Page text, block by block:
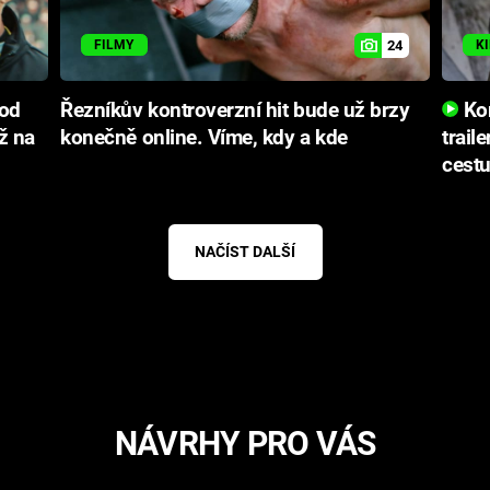
na
FILMY 24
Řezníkův kontroverzní hit bude už brzy
konečně online. Víme, kdy a kde
NAČÍST DALŠÍ
NÁVRHY PRO VÁS